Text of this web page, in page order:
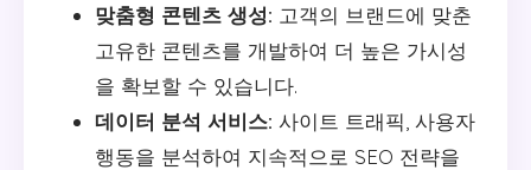
맞춤형 콘텐츠 생성: 고객의 브랜드에 맞춘
고유한 콘텐츠를 개발하여 더 높은 가시성
을 확보할 수 있습니다.
데이터 분석 서비스: 사이트 트래픽, 사용자
행동을 분석하여 지속적으로 SEO 전략을